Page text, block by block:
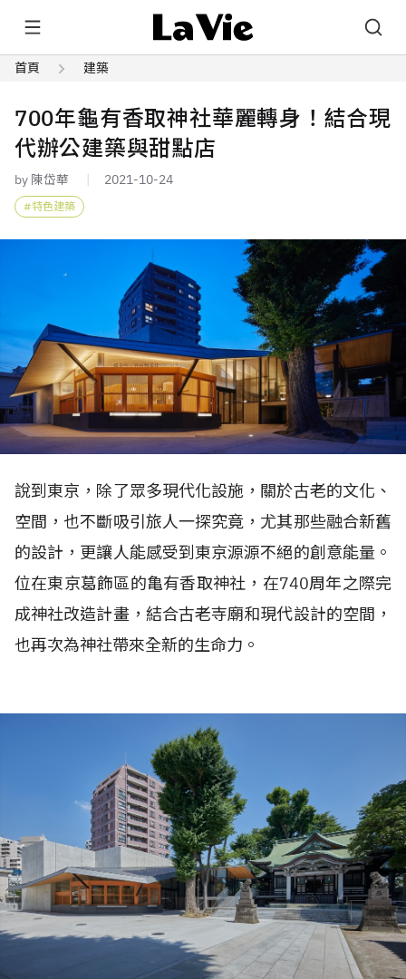
首頁 建築
700年龜有香取神社華麗轉身！結合現
代辦公建築與甜點店
by 陳岱華 2021-10-24
特色建築
說到東京，除了眾多現代化設施，關於古老的文化、
空間，也不斷吸引旅人一探究竟，尤其那些融合新舊
的設計，更讓人能感受到東京源源不絕的創意能量。
位在東京葛飾區的亀有香取神社，在740周年之際完
成神社改造計畫，結合古老寺廟和現代設計的空間，
也再次為神社帶來全新的生命力。